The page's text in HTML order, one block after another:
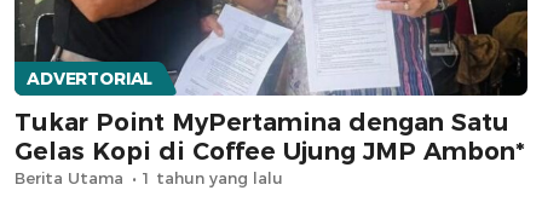
ADVERTORIAL
Tukar Point MyPertamina dengan Satu
Gelas Kopi di Coffee Ujung JMP Ambon*
Berita Utama 1 tahun yang lalu